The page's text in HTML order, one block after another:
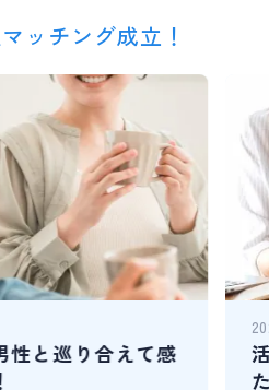
ッチング成立！
性と巡り合えて感